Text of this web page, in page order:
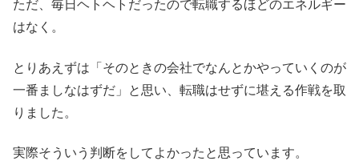
ただ、毎日ヘトヘトだったので転職するほどのエネルギー
はなく。
とりあえずは「そのときの会社でなんとかやっていくのが
一番ましなはずだ」と思い、転職はせずに堪える作戦を取
りました。
実際そういう判断をしてよかったと思っています。